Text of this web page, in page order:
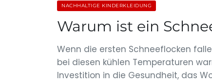
NACHHALTIGE KINDERKLEIDUNG
Warum ist ein
Wenn die ersten Schneeflocken
bei diesen kühlen Temperaturen
Investition in die Gesundheit, das